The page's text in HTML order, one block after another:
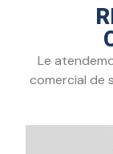
Le
comercial de